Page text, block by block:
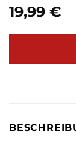
19,99 €